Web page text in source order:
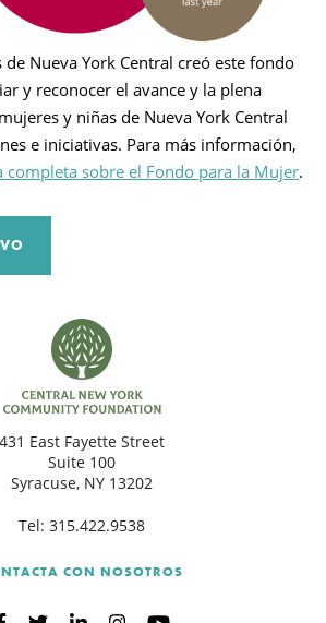
de Nueva York Central creó este fondo
y reconocer el avance y la plena
y niñas de Nueva York Central
e iniciativas. Para más información,
completa sobre el Fondo para la Mujer.
431 East Fayette Street
Suite 100
Syracuse, NY 13202
Tel: 315.422.9538
CON NOSOTROS